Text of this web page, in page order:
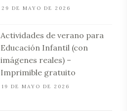
29 DE MAYO DE 2026
Actividades de verano para
Educación Infantil (con
imágenes reales) –
Imprimible gratuito
19 DE MAYO DE 2026